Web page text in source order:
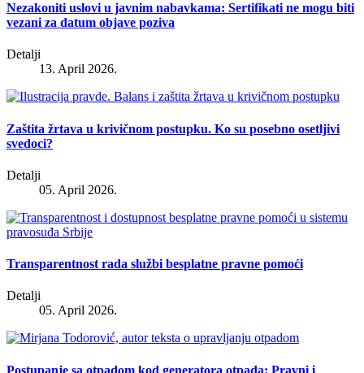
Nezakoniti uslovi u javnim nabavkama: Sertifikati ne mogu biti
vezani za datum objave poziva
Detalji
13. April 2026.
Zaštita žrtava u krivičnom postupku. Ko su posebno osetljivi
svedoci?
Detalji
05. April 2026.
Transparentnost rada službi besplatne pravne pomoći
Detalji
05. April 2026.
Postupanje sa otpadom kod generatora otpada: Pravni i